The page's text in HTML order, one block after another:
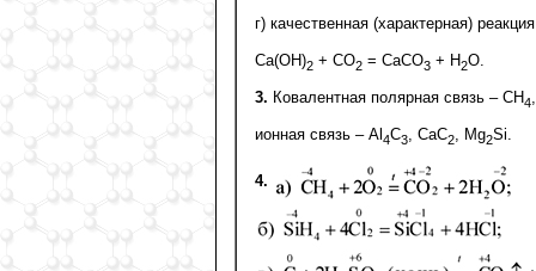
г) качественная (характерная)
Ca(OH)2 + CO2 = CaCO3 + Н2О.
3. Ковалентная полярная связь – СН4
ионная связь – Al 4C3, CaC2, Mg2Si.
4.